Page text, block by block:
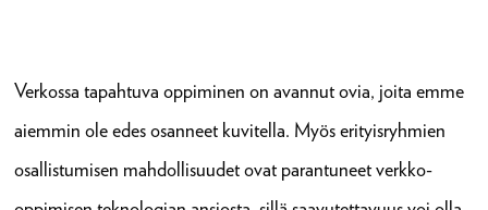
Verkossa tapahtuva oppiminen on avannut ovia, joita emme
aiemmin ole edes osanneet kuvitella. Myös erityisryhmien
osallistumisen mahdollisuudet ovat parantuneet verkko-